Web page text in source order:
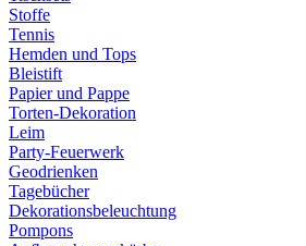
Stoffe
Tennis
Hemden und Tops
Bleistift
Papier und Pappe
Torten-Dekoration
Leim
Party-Feuerwerk
Geodrienken
Tagebücher
Dekorationsbeleuchtung
Pompons